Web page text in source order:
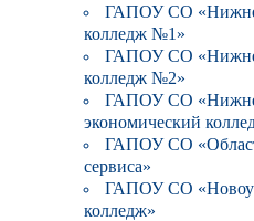
ГАПОУ СО
колледж №1»
ГАПОУ СО
колледж №2»
ГАПОУ СО
экономический
ГАПОУ СО
сервиса»
ГАПОУ СО
колледж»